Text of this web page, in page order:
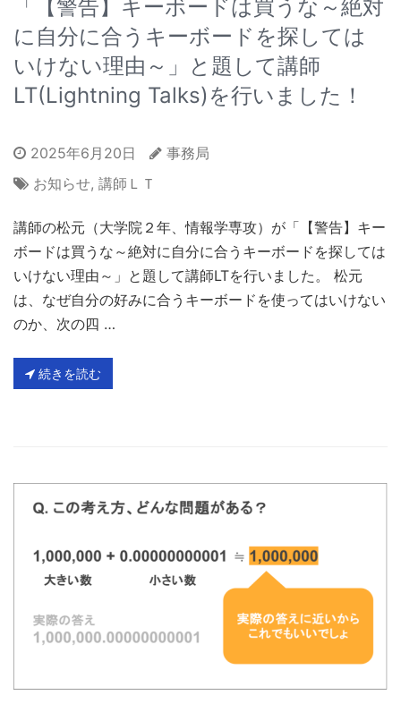
「【警告】キーボードは買うな～絶対
に自分に合うキーボードを探しては
いけない理由～」と題して講師
LT(Lightning Talks)を行いました！
2025年6月20日
事務局
お知らせ, 講師ＬＴ
講師の松元（大学院２年、情報学専攻）が「【警告】キー
ボードは買うな～絶対に自分に合うキーボードを探しては
いけない理由～」と題して講師LTを行いました。 松元
は、なぜ自分の好みに合うキーボードを使ってはいけない
のか、次の四 …
続きを読む